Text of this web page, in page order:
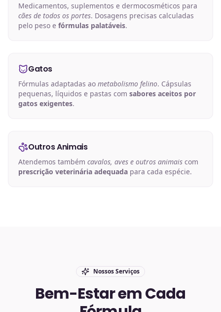
Medicamentos, suplementos e dermocosméticos para
cães de todos os portes. Dosagens precisas calculadas
pelo peso e fórmulas palatáveis.
Gatos
Fórmulas adaptadas ao metabolismo felino. Cápsulas
pequenas, líquidos e pastas com sabores aceitos por
gatos exigentes.
Outros Animais
Atendemos também cavalos, aves e outros animais com
prescrição veterinária adequada para cada espécie.
Nossos Serviços
Bem-Estar em Cada